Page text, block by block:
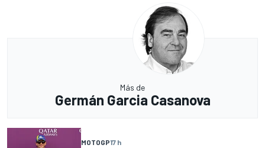
Más de
Germán Garcia Casanova
MOTOGP17 h